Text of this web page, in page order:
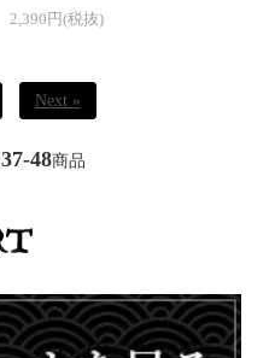
2,390円(税抜)
Next »
37-48商品